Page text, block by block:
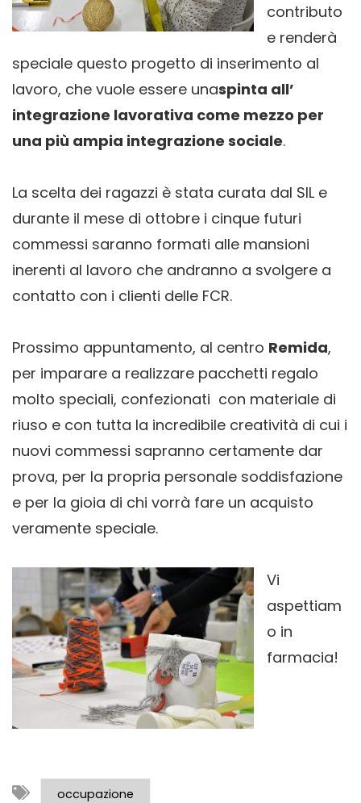
contributo
e renderà
speciale questo progetto di inserimento al
lavoro, che vuole essere unaspinta all’
integrazione lavorativa come mezzo per
una più ampia integrazione sociale.
La scelta dei ragazzi è stata curata dal SIL e
durante il mese di ottobre i cinque futuri
commessi saranno formati alle mansioni
inerenti al lavoro che andranno a svolgere a
contatto con i clienti delle FCR.
Prossimo appuntamento, al centro Remida,
per imparare a realizzare pacchetti regalo
molto speciali, confezionati con materiale di
riuso e con tutta la incredibile creatività di cui i
nuovi commessi sapranno certamente dar
prova, per la propria personale soddisfazione
e per la gioia di chi vorrà fare un acquisto
veramente speciale.
Vi
aspettiam
o in
farmacia!
occupazione